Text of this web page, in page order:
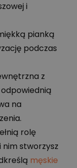
i
pianką
podczas
z
na
rolę
nim stworzysz
męskie